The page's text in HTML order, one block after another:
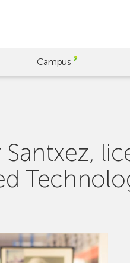
Campus
Santxez,